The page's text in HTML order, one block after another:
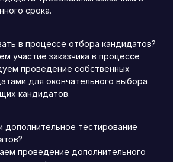
срока.
в процессе отбора кандидатов?
участие заказчика в процессе
проведение собственных
для окончательного выбора
кандидатов.
тестирование
проведение дополнительного